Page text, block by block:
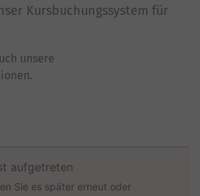
Kursbuchungssystem für
unsere